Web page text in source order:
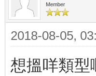
Member
2018-08-05,
想搵咩類型